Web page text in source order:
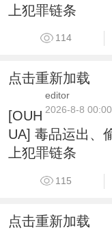
上犯罪链条
114
点击重新加载
editor
2026-8-8 00:00
[OUH
UA] 毒品运出、
上犯罪链条
115
点击重新加载